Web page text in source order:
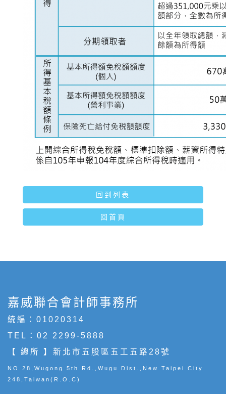
回到列表
回首頁
嘉威聯合會計師事務所
統編：01020314
TEL： 02 2299-5888
【 總所 】新北市五股區五工五路28號
NO.28,Wugong 5th Rd.,Wugu Dist.,New Taipei City
248,Taiwan(R.O.C)